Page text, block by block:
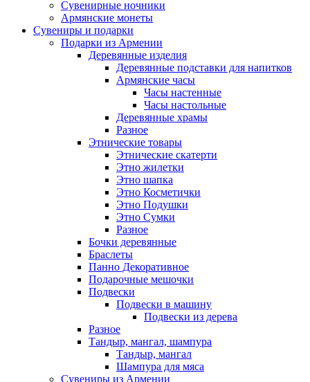
Сувенирные ночники
Армянские монеты
Сувениры и подарки
Подарки из Армении
Деревянные изделия
Деревянные подставки для напитков
Армянские часы
Часы настенные
Часы настольные
Деревянные храмы
Разное
Этнические товары
Этнические скатерти
Этно жилетки
Этно шапка
Этно Косметички
Этно Подушки
Этно Сумки
Разное
Бочки деревянные
Браслеты
Панно Декоративное
Подарочные мешочки
Подвески
Подвески в машину
Подвески из дерева
Разное
Тандыр, мангал, шампура
Тандыр, мангал
Шампура для мяса
Сувениры из Армении